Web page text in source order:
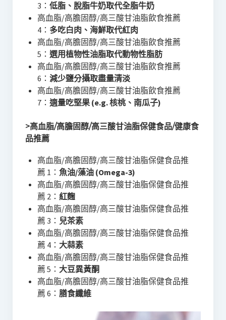
3： 低脂、脫脂牛奶取代全脂牛奶
高血脂/高膽固醇/高三酸甘油脂飲食推薦
4： 多吃白肉、海鮮取代紅肉
高血脂/高膽固醇/高三酸甘油脂飲食推薦
5： 選用植物性油脂取代動物性脂肪
高血脂/高膽固醇/高三酸甘油脂飲食推薦
6： 減少鹽分攝取盡量清淡
高血脂/高膽固醇/高三酸甘油脂飲食推薦
7： 適量吃堅果 (e.g. 核桃、南瓜子)
>高血脂/高膽固醇/高三酸甘油脂保健食品/健康食
品推薦
高血脂/高膽固醇/高三酸甘油脂保健食品推
薦 1： 魚油/藻油 (Omega-3)
高血脂/高膽固醇/高三酸甘油脂保健食品推
薦 2： 紅麴
高血脂/高膽固醇/高三酸甘油脂保健食品推
薦 3： 兒茶素
高血脂/高膽固醇/高三酸甘油脂保健食品推
薦 4： 大蒜素
高血脂/高膽固醇/高三酸甘油脂保健食品推
薦 5： 大豆異黃酮
高血脂/高膽固醇/高三酸甘油脂保健食品推
薦 6： 膳食纖維